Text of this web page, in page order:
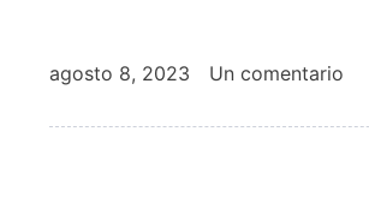
agosto 8, 2023 Un comentario